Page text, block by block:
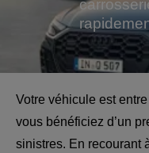
Clients commerciaux
Votre véhicule est
vous bénéficiez d’un
sinistres. En recourant